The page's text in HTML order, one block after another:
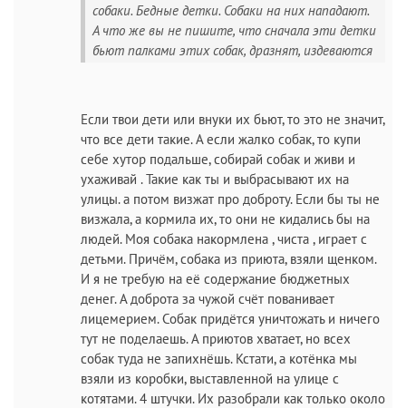
собаки. Бедные детки. Собаки на них нападают.
А что же вы не пишите, что сначала эти детки
бьют палками этих собак, дразнят, издеваются
Если твои дети или внуки их бьют, то это не значит,
что все дети такие. А если жалко собак, то купи
себе хутор подальше, собирай собак и живи и
ухаживай . Такие как ты и выбрасывают их на
улицы. а потом визжат про доброту. Если бы ты не
визжала, а кормила их, то они не кидались бы на
людей. Моя собака накормлена , чиста , играет с
детьми. Причём, собака из приюта, взяли щенком.
И я не требую на её содержание бюджетных
денег. А доброта за чужой счёт пованивает
лицемерием. Собак придётся уничтожать и ничего
тут не поделаешь. А приютов хватает, но всех
собак туда не запихнёшь. Кстати, а котёнка мы
взяли из коробки, выставленной на улице с
котятами. 4 штучки. Их разобрали как только около